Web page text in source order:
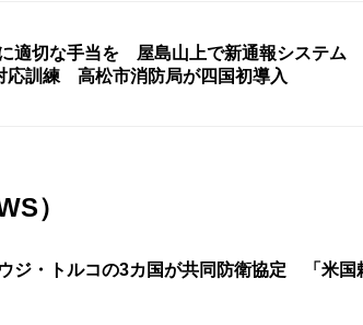
適切な手当を 屋島山上で新通報システム
応訓練 高松市消防局が四国初導入
）
ジ・トルコの3カ国が共同防衛協定 「米国